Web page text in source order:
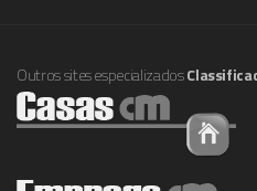
Outros sites especializados